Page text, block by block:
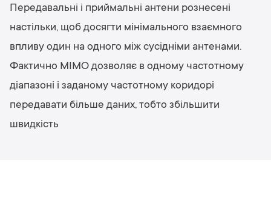
Передавальні і приймальні антени рознесені
настільки, щоб досягти мінімального взаємного
впливу один на одного між сусідніми антенами.
Фактично MIMO дозволяє в одному частотному
діапазоні і заданому частотному коридорі
передавати більше даних, тобто збільшити
швидкість